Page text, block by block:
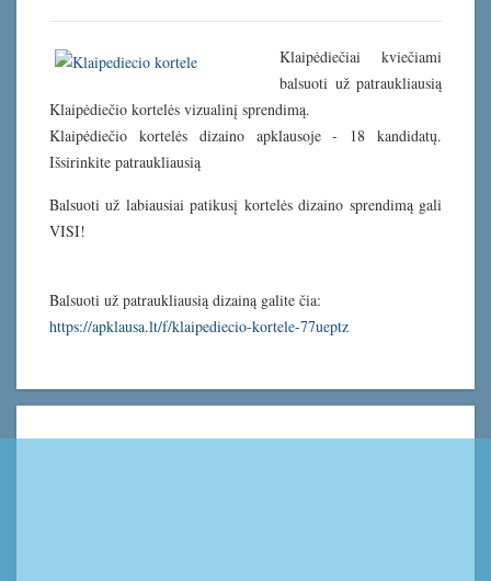
Klaipėdiečiai kviečiami
balsuoti už patraukliausią
Klaipėdiečio kortelės vizualinį sprendimą.
Klaipėdiečio kortelės dizaino apklausoje - 18 kandidatų.
Išsirinkite patraukliausią
Balsuoti už labiausiai patikusį kortelės dizaino sprendimą gali
VISI!
Balsuoti už patraukliausią dizainą galite čia:
https://apklausa.lt/f/klaipediecio-kortele-77ueptz